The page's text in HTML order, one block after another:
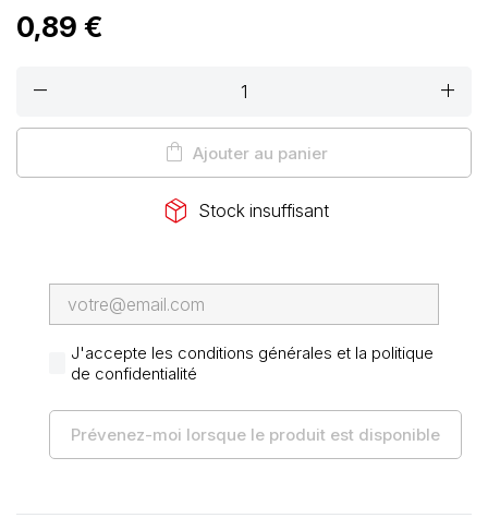
0,89 €
remove add
shopping_bag Ajouter au panier
package_2 Stock insuffisant
J'accepte les conditions générales et la politique
de confidentialité
Prévenez-moi lorsque le produit est disponible